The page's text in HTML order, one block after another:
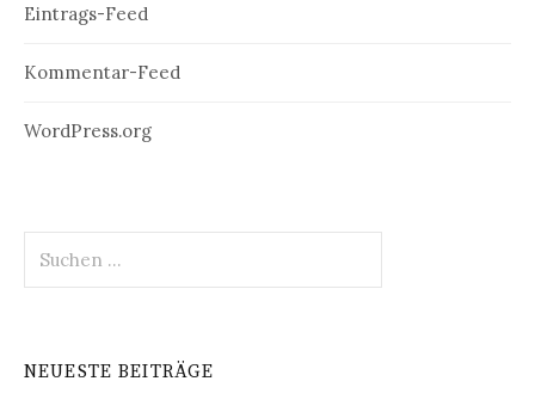
Eintrags-Feed
Kommentar-Feed
WordPress.org
nach:
NEUESTE BEITRÄGE